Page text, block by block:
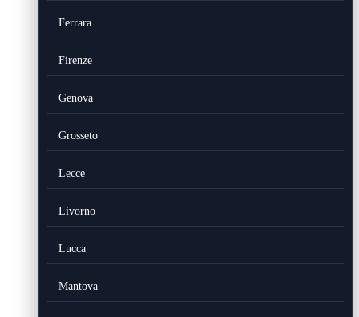
Ferrara
Firenze
Genova
Grosseto
Lecce
Livorno
Lucca
Mantova